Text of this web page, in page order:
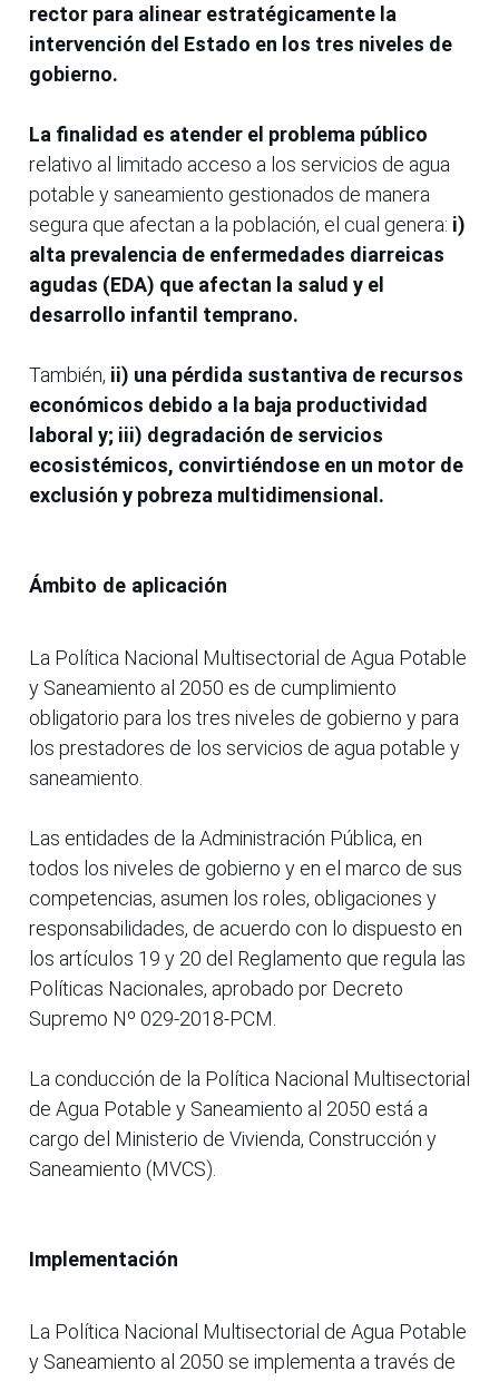
rector para alinear estratégicamente la
intervención del Estado en los tres niveles de
gobierno.
La finalidad es atender el problema público
relativo al limitado acceso a los servicios de agua
potable y saneamiento gestionados de manera
segura que afectan a la población, el cual genera: i)
alta prevalencia de enfermedades diarreicas
agudas (EDA) que afectan la salud y el
desarrollo infantil temprano.
También, ii) una pérdida sustantiva de recursos
económicos debido a la baja productividad
laboral y; iii) degradación de servicios
ecosistémicos, convirtiéndose en un motor de
exclusión y pobreza multidimensional.
Ámbito de aplicación
La Política Nacional Multisectorial de Agua Potable
y Saneamiento al 2050 es de cumplimiento
obligatorio para los tres niveles de gobierno y para
los prestadores de los servicios de agua potable y
saneamiento.
Las entidades de la Administración Pública, en
todos los niveles de gobierno y en el marco de sus
competencias, asumen los roles, obligaciones y
responsabilidades, de acuerdo con lo dispuesto en
los artículos 19 y 20 del Reglamento que regula las
Políticas Nacionales, aprobado por Decreto
Supremo Nº 029-2018-PCM.
La conducción de la Política Nacional Multisectorial
de Agua Potable y Saneamiento al 2050 está a
cargo del Ministerio de Vivienda, Construcción y
Saneamiento (MVCS).
Implementación
La Política Nacional Multisectorial de Agua Potable
y Saneamiento al 2050 se implementa a través de